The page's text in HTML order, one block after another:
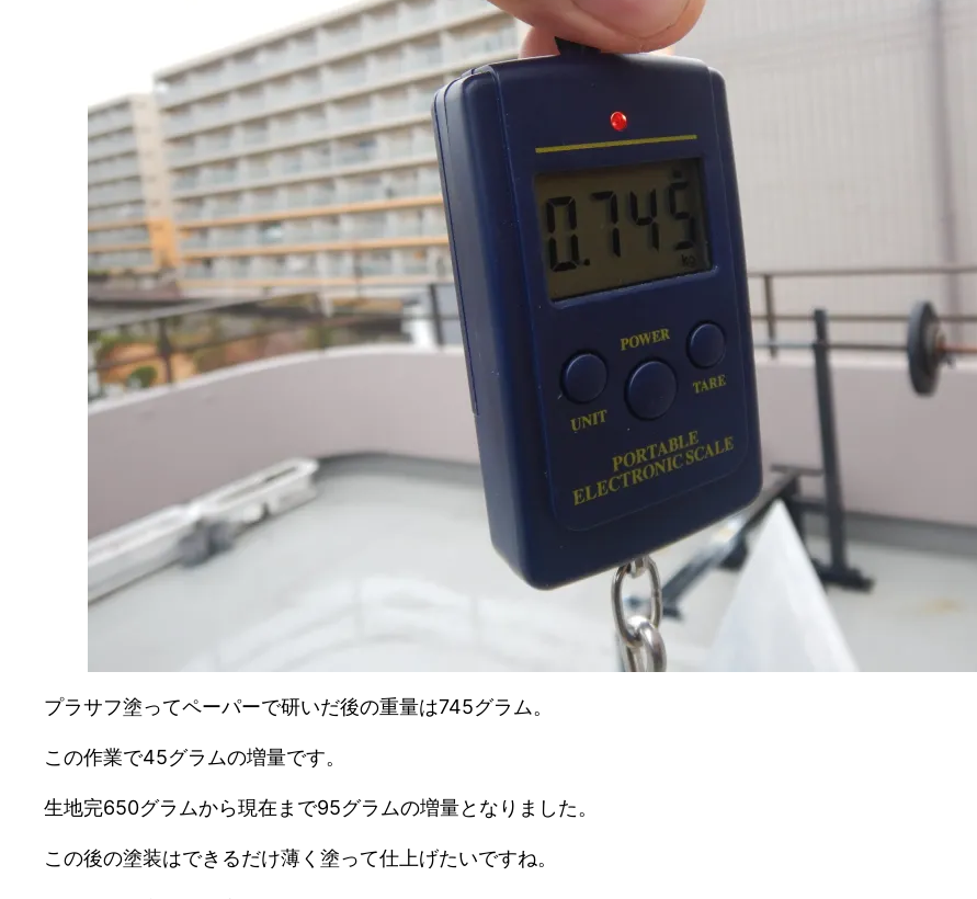
プラサフ塗ってペーパーで研いだ後の重量は745グラム。
この作業で45グラムの増量です。
生地完650グラムから現在まで95グラムの増量となりました。
この後の塗装はできるだけ薄く塗って仕上げたいですね。